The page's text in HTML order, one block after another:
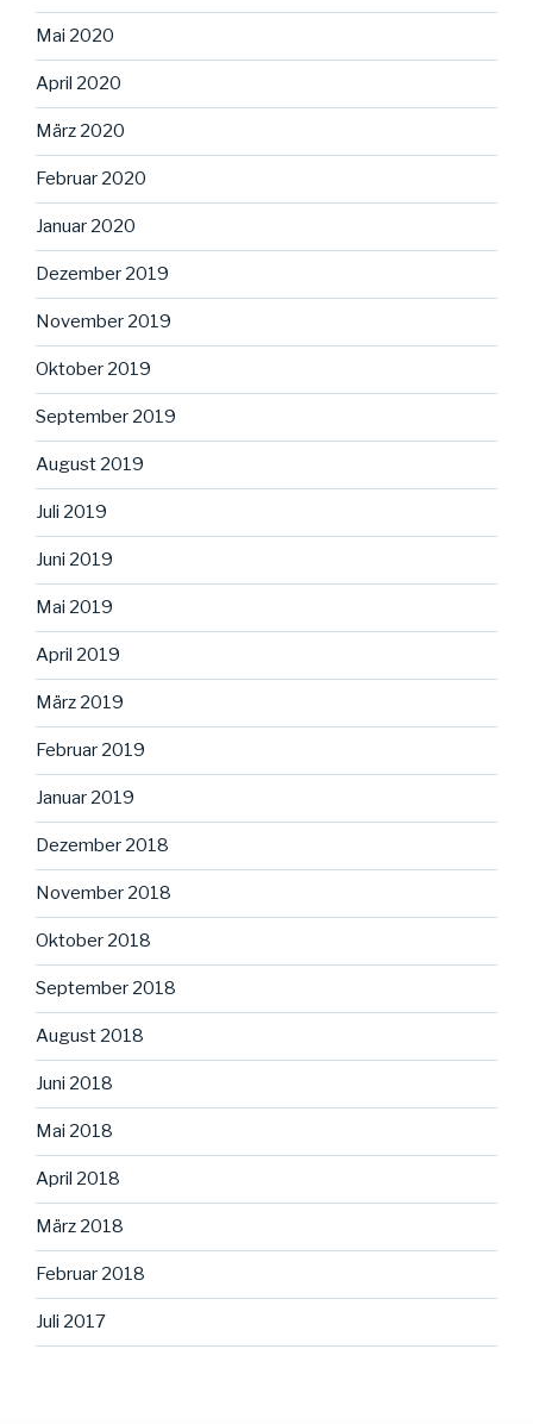
Mai 2020
April 2020
März 2020
Februar 2020
Januar 2020
Dezember 2019
November 2019
Oktober 2019
September 2019
August 2019
Juli 2019
Juni 2019
Mai 2019
April 2019
März 2019
Februar 2019
Januar 2019
Dezember 2018
November 2018
Oktober 2018
September 2018
August 2018
Juni 2018
Mai 2018
April 2018
März 2018
Februar 2018
Juli 2017